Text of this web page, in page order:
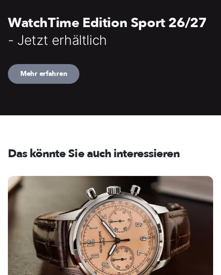
WatchTime Edition Sport 26/27
- Jetzt erhältlich
Mehr erfahren
Das könnte Sie auch interessieren